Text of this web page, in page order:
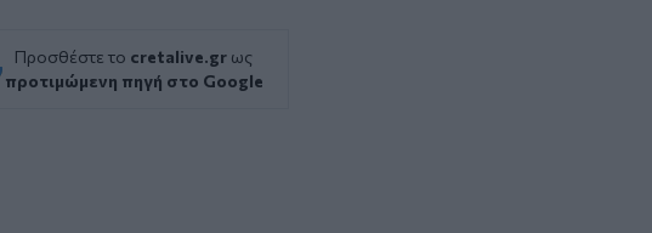
Προσθέστε το cretalive.gr ως
προτιμώμενη πηγή στο Google